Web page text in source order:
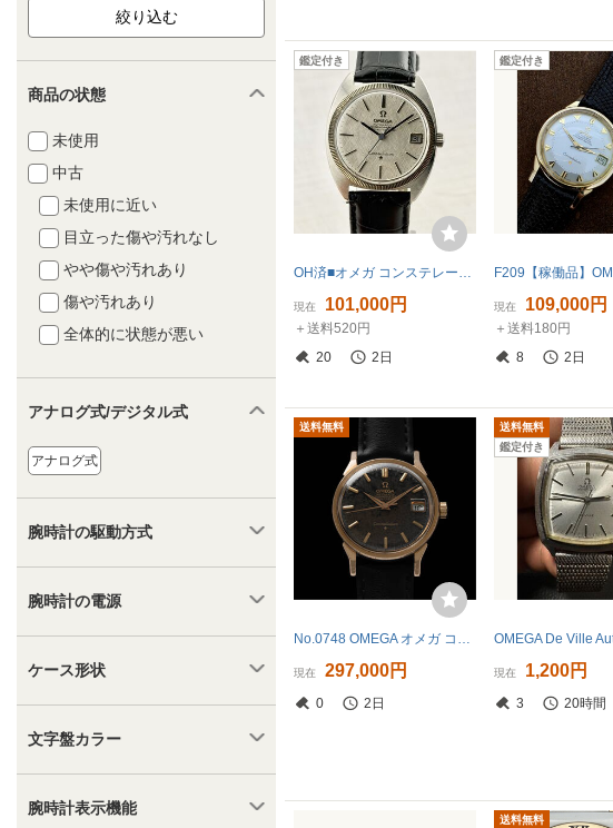
商品の状態
未使用
中古
未使用に近い
目立った傷や汚れなし
やや傷や汚れあり
傷や汚れあり
全体的に状態が悪い
アナログ式/デジタル式
アナログ式
腕時計の駆動方式
腕時計の電源
ケース形状
文字盤カラー
腕時計表示機能
鑑定付き
現在 101,000円
＋送料520円
20
2日
鑑定付き
現在 109,000円
＋送料180円
8
2日
送料無料
現在 297,000円
0 2日
送料無料
鑑定付き
現在 1,200円
3 20時間
送料無料